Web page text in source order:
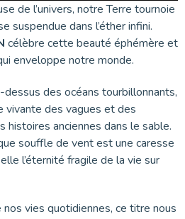
de l’univers, notre Terre tournoie
suspendue dans l’éther infini.
célèbre cette beauté éphémère et
enveloppe notre monde.
des océans tourbillonnants,
vivante des vagues et des
histoires anciennes dans le sable.
souffle de vent est une caresse
l’éternité fragile de la vie sur
vies quotidiennes, ce titre nous